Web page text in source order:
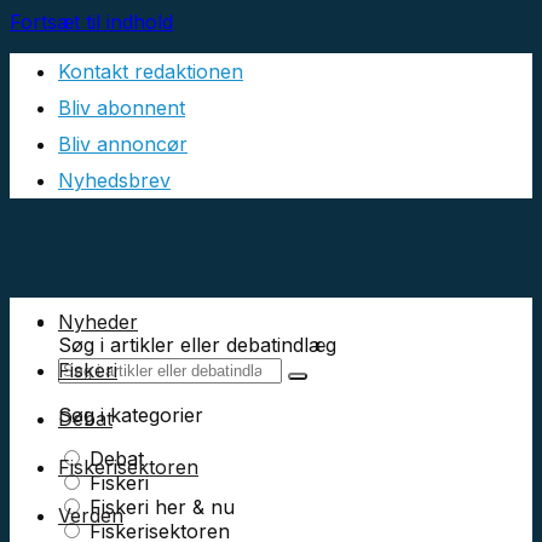
Fortsæt til indhold
Kontakt redaktionen
Bliv abonnent
Bliv annoncør
Nyhedsbrev
Søg i artikler eller debatindlæg
Søg i kategorier
Debat
Fiskeri
Fiskeri her & nu
Fiskerisektoren
Nyheder
Fiskeri
Debat
Fiskerisektoren
Verden